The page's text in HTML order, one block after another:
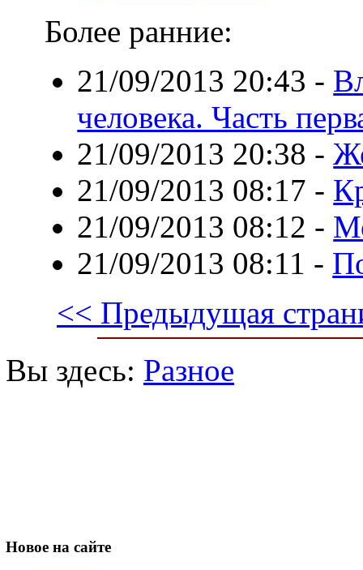
Более ранние:
21/09/2013 20:43 -
человека. Часть
21/09/2013 20:38 -
21/09/2013 08:17 -
21/09/2013 08:12 -
21/09/2013 08:11 -
<< Предыдущая
Вы здесь: Разное
Новое на сайте